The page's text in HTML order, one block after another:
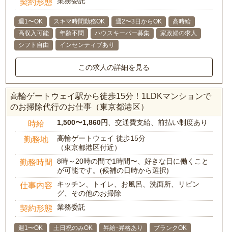
週1〜OK スキマ時間勤務OK 週2〜3日からOK
高時給
高収入可能
年齢不問 ハウスキーパー募集
家政婦の求人
シフト自由
インセンティブあり
この求人の詳細を見る
高輪ゲートウェイ駅から徒歩15分！1LDKマンションで
のお掃除代行のお仕事（東京都港区）
時給 1,500〜1,860円 、交通費支給、前払い制度あり
勤務地
高輪ゲートウェイ 徒歩15分
（東京都港区付近）
勤務時間
8時～20時の間で1時間〜、好きな日に働くこと
が可能です。(候補の日時から選択)
仕事内容
キッチン、トイレ、お風呂、洗面所、リビン
グ、その他のお掃除
契約形態 業務委託
週1〜OK 土日祝のみOK 昇給･昇格あり
ブランクOK